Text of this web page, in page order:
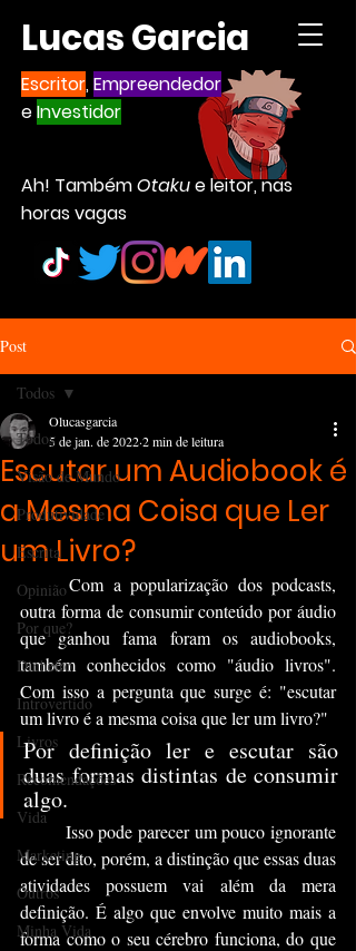
Lucas Garcia
Escritor,Empreendedor
eInvestidor
Ah! TambémOtakue leitor, nas
horas vagas
Post
Todos
Visão de Mundo
Produtividade
Escrita
Opinião
Por que?
Dinheiro
Introvertido
Livros
Recomendações
Vida
Marketing
Outros
Minha Vida
Todos
Escutar um Audiobook é
a Mesma Coisa que Ler
um Livro?
Olucasgarcia
5 de jan. de 20222 min de leitura
	Com a popularização dos podcasts,
outra forma de consumir conteúdo por áudio
que ganhou fama foram os audiobooks,
também conhecidos como "áudio livros".
Com isso a pergunta que surge é: "escutar
um livro é a mesma coisa que ler um livro?"
Por definição ler e escutar são
duas formas distintas de consumir
de ser dito, porém, a distinção que essas duas
atividades possuem vai além da mera
definição. É algo que envolve muito mais a
forma como o seu cérebro funciona, do que